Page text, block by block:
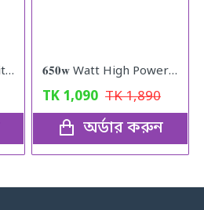
Bluetooth Headset With Microphone Rechargeable Long Standby Driving Car High Sensitivity Handsfree Wireless Headphones 𝟔𝟓𝟎𝐰 Watt High Power Grinder Machine ১০০% কার্যকরী প্রোডাক্ট
TK 1,090 TK1,890
অর্ডার করুন